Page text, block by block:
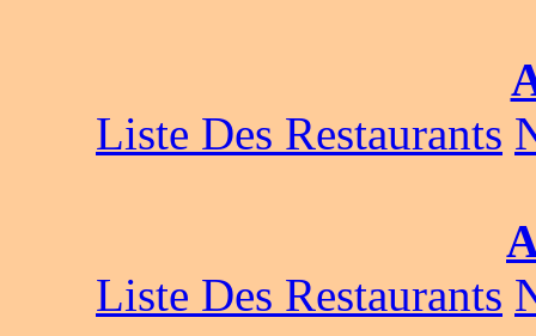
Liste Des Restaurants
Liste Des Restaurants